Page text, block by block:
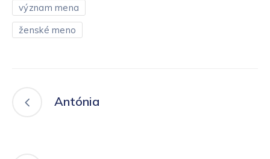
význam mena
ženské meno
Antónia